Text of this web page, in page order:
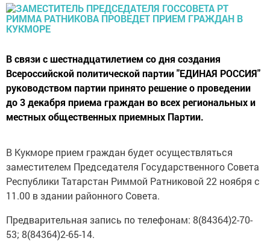
В связи с шестнадцатилетием со дня создания
Всероссийской политической партии "ЕДИНАЯ РОССИЯ"
руководством партии принято решение о проведении
до 3 декабря приема граждан во всех региональных и
местных общественных приемных Партии.
В Кукморе прием граждан будет осуществляться
заместителем Председателя Государственного Совета
Республики Татарстан Риммой Ратниковой 22 ноября с
11.00 в здании районного Совета.
Предварительная запись по телефонам: 8(84364)2-70-
53; 8(84364)2-65-14.